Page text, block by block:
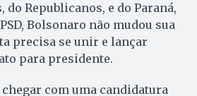
Republicanos, e do Paraná,
Bolsonaro não mudou sua
precisa se unir e lançar
para presidente.
com uma candidatura